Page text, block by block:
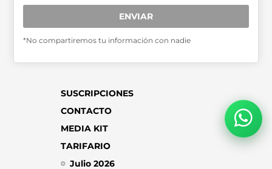
SUSCRIPCIONES
CONTACTO
MEDIA KIT
TARIFARIO
Julio 2026
ENVIAR
*No compartiremos tu información con nadie